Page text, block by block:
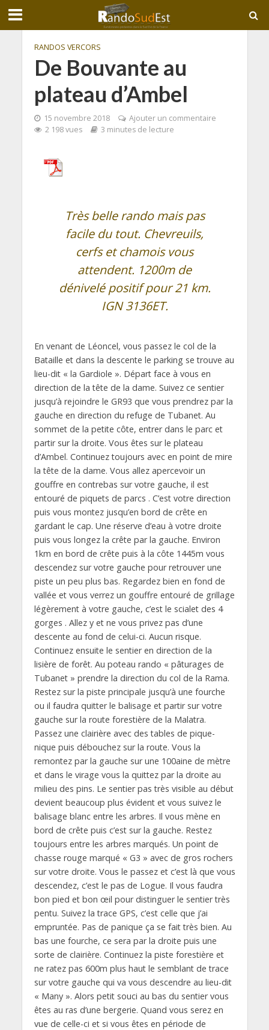
RANDOS VERCORS
De Bouvante au
plateau d’Ambel
15 novembre 2018
Ajouter un commentaire
2 198 vues
3 minutes de lecture
Très belle rando mais pas
facile du tout. Chevreuils,
cerfs et chamois vous
attendent. 1200m de
dénivelé positif pour 21 km.
IGN 3136ET.
En venant de Léoncel, vous passez le col de la
Bataille et dans la descente le parking se trouve au
lieu-dit « la Gardiole ». Départ face à vous en
direction de la tête de la dame. Suivez ce sentier
jusqu’à rejoindre le GR93 que vous prendrez par la
gauche en direction du refuge de Tubanet. Au
sommet de la petite côte, entrer dans le parc et
partir sur la droite. Vous êtes sur le plateau
d’Ambel. Continuez toujours avec en point de mire
la tête de la dame. Vous allez apercevoir un
gouffre en contrebas sur votre gauche, il est
entouré de piquets de parcs . C’est votre direction
puis vous montez jusqu’en bord de crête en
gardant le cap. Une réserve d’eau à votre droite
puis vous longez la crête par la gauche. Environ
1km en bord de crête puis à la côte 1445m vous
descendez sur votre gauche pour retrouver une
piste un peu plus bas. Regardez bien en fond de
vallée et vous verrez un gouffre entouré de grillage
légèrement à votre gauche, c’est le scialet des 4
gorges . Allez y et ne vous privez pas d’une
descente au fond de celui-ci. Aucun risque.
Continuez ensuite le sentier en direction de la
lisière de forêt. Au poteau rando « pâturages de
Tubanet » prendre la direction du col de la Rama.
Restez sur la piste principale jusqu’à une fourche
ou il faudra quitter le balisage et partir sur votre
gauche sur la route forestière de la Malatra.
Passez une clairière avec des tables de pique-
nique puis débouchez sur la route. Vous la
remontez par la gauche sur une 100aine de mètre
et dans le virage vous la quittez par la droite au
milieu des pins. Le sentier pas très visible au début
devient beaucoup plus évident et vous suivez le
balisage blanc entre les arbres. Il vous mène en
bord de crête puis c’est sur la gauche. Restez
toujours entre les arbres marqués. Un point de
chasse rouge marqué « G3 » avec de gros rochers
sur votre droite. Vous le passez et c’est là que vous
descendez, c’est le pas de Logue. Il vous faudra
bon pied et bon œil pour distinguer le sentier très
pentu. Suivez la trace GPS, c’est celle que j’ai
empruntée. Pas de panique ça se fait très bien. Au
bas une fourche, ce sera par la droite puis une
sorte de clairière. Continuez la piste forestière et
ne ratez pas 600m plus haut le semblant de trace
sur votre gauche qui va vous descendre au lieu-dit
« Many ». Alors petit souci au bas du sentier vous
êtes au ras d’une bergerie. Quand vous serez en
vue de celle-ci et si vous êtes en période de